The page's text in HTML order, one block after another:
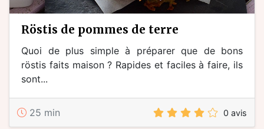
röstis de pommes de terre
Quoi de plus simple à préparer que de bons
röstis faits maison ? Rapides et faciles à faire, ils
sont...
25 min 0 avis